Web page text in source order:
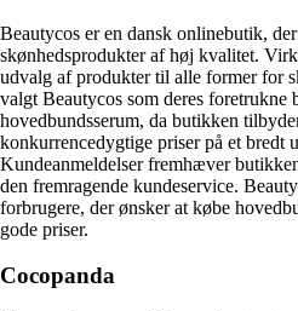
Beautycos er en dansk onlinebutik,
skønhedsprodukter af høj kvalitet.
udvalg af produkter til alle former for
valgt Beautycos som deres foretrukne
hovedbundsserum, da butikken
konkurrencedygtige priser på et bredt
Kundeanmeldelser fremhæver
den fremragende kundeservice.
forbrugere, der ønsker at købe
gode priser.
Cocopanda